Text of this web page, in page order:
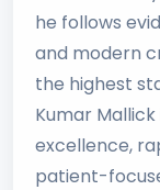
he follows
and modern
the highest
Kumar
excellence,
patient-